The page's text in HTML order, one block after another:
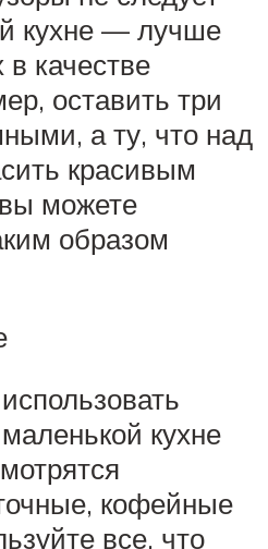
кухне — лучше
в качестве
оставить три
а ту, что над
красивым
можете
образом
кухне
кофейные
все, что